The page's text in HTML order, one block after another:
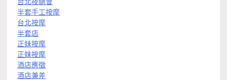
半套手工按摩
台北按摩
半套店
正妹按摩
正妹按摩
酒店應徵
酒店兼差